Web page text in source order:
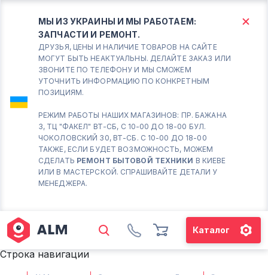
МЫ ИЗ УКРАИНЫ И МЫ РАБОТАЕМ:
ЗАПЧАСТИ И РЕМОНТ.
ДРУЗЬЯ, ЦЕНЫ И НАЛИЧИЕ ТОВАРОВ НА САЙТЕ
МОГУТ БЫТЬ НЕАКТУАЛЬНЫ. ДЕЛАЙТЕ ЗАКАЗ ИЛИ
ЗВОНИТЕ ПО ТЕЛЕФОНУ И МЫ СМОЖЕМ
УТОЧНИТЬ ИНФОРМАЦИЮ ПО КОНКРЕТНЫМ
ПОЗИЦИЯМ.
РЕЖИМ РАБОТЫ НАШИХ МАГАЗИНОВ: ПР. БАЖАНА
3, ТЦ "ФАКЕЛ" ВТ-СБ, С 10-00 ДО 18-00 БУЛ.
ЧОКОЛОВСКИЙ 30, ВТ-СБ. С 10-00 ДО 18-00
ТАКЖЕ, ЕСЛИ БУДЕТ ВОЗМОЖНОСТЬ, МОЖЕМ
СДЕЛАТЬ РЕМОНТ БЫТОВОЙ ТЕХНИКИ В КИЕВЕ
ИЛИ В МАСТЕРСКОЙ. СПРАШИВАЙТЕ ДЕТАЛИ У
МЕНЕДЖЕРА.
Каталог
КИЕВ БОРИСПОЛЬ
Вт.- Сб.
10:00 - 18:00
Соломенский район - ВТ-
СБ. с 10-00 до 18-00
(098) 672 76 42
(063) 722 37 14
М. ХАРЬКОВСКАЯ - ВТ-СБ, С
(067) 385 27 70
(063) 527 27 00
Строка навигации